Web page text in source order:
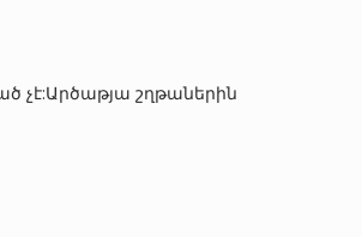
չէ:Արծաթյա շղթաներին